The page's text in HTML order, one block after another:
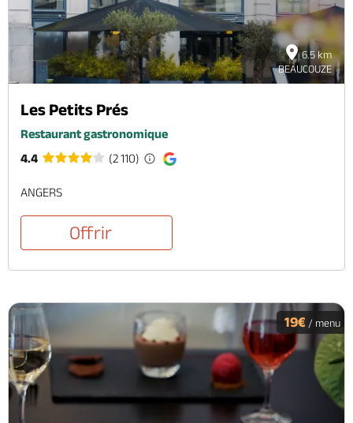
6.5 km
BEAUCOUZE
Les Petits Prés
Restaurant gastronomique
4.4
(2 110)
ANGERS
Offrir
19€ / menu